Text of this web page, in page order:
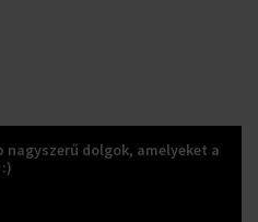
nagyszerű dolgok, amelyeket a